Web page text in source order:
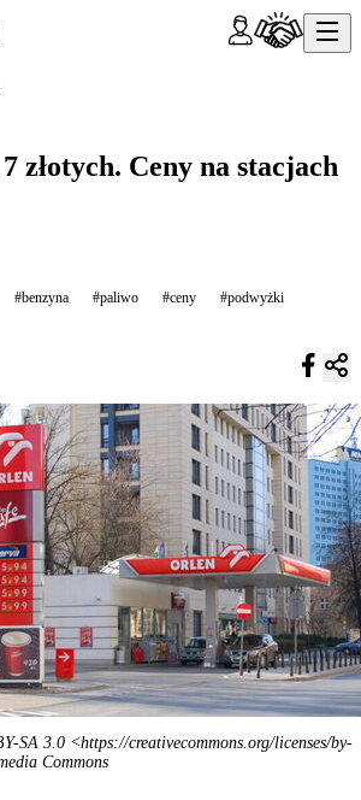
złotych. Ceny na stacjach
#benzyna #paliwo #ceny
#podwyżki
SA 3.0 <https://creativecommons.org/licenses/by-
Commons